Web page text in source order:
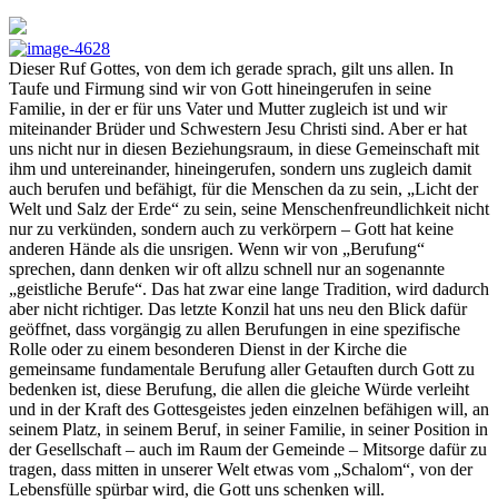
Dieser Ruf Gottes, von dem ich gerade sprach, gilt uns allen. In
Taufe und Firmung sind wir von Gott hineingerufen in seine
Familie, in der er für uns Vater und Mutter zugleich ist und wir
miteinander Brüder und Schwestern Jesu Christi sind. Aber er hat
uns nicht nur in diesen Beziehungsraum, in diese Gemeinschaft mit
ihm und untereinander, hineingerufen, sondern uns zugleich damit
auch berufen und befähigt, für die Menschen da zu sein, „Licht der
Welt und Salz der Erde“ zu sein, seine Menschenfreundlichkeit nicht
nur zu verkünden, sondern auch zu verkörpern – Gott hat keine
anderen Hände als die unsrigen. Wenn wir von „Berufung“
sprechen, dann denken wir oft allzu schnell nur an sogenannte
„geistliche Berufe“. Das hat zwar eine lange Tradition, wird dadurch
aber nicht richtiger. Das letzte Konzil hat uns neu den Blick dafür
geöffnet, dass vorgängig zu allen Berufungen in eine spezifische
Rolle oder zu einem besonderen Dienst in der Kirche die
gemeinsame fundamentale Berufung aller Getauften durch Gott zu
bedenken ist, diese Berufung, die allen die gleiche Würde verleiht
und in der Kraft des Gottesgeistes jeden einzelnen befähigen will, an
seinem Platz, in seinem Beruf, in seiner Familie, in seiner Position in
der Gesellschaft – auch im Raum der Gemeinde – Mitsorge dafür zu
tragen, dass mitten in unserer Welt etwas vom „Schalom“, von der
Lebensfülle spürbar wird, die Gott uns schenken will.